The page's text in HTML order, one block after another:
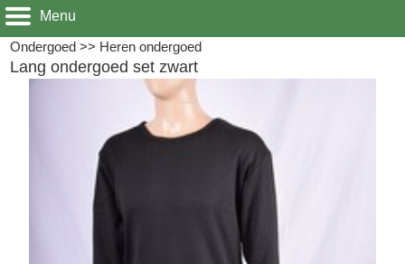
Menu
Ondergoed >> Heren ondergoed
Lang ondergoed set zwart